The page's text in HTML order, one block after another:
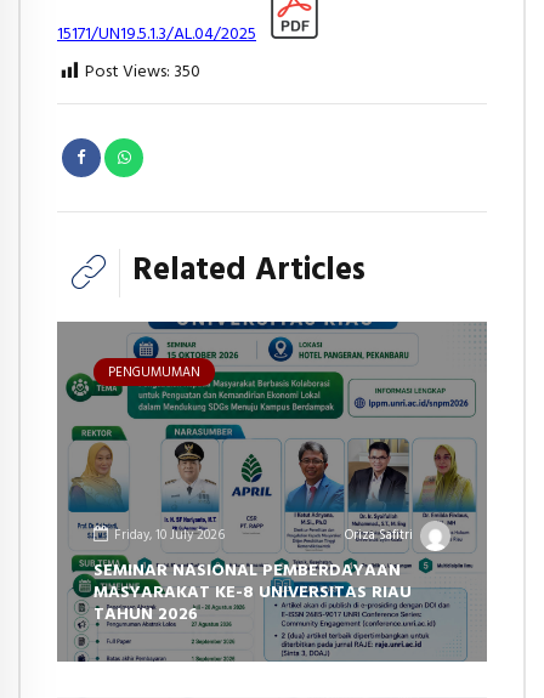
15171/UN19.5.1.3/AL.04/2025
Post Views: 350
Related Articles
PENGUMUMAN
Friday, 10 July 2026 Oriza Safitri
SEMINAR NASIONAL PEMBERDAYAAN
MASYARAKAT KE-8 UNIVERSITAS RIAU
TAHUN 2026